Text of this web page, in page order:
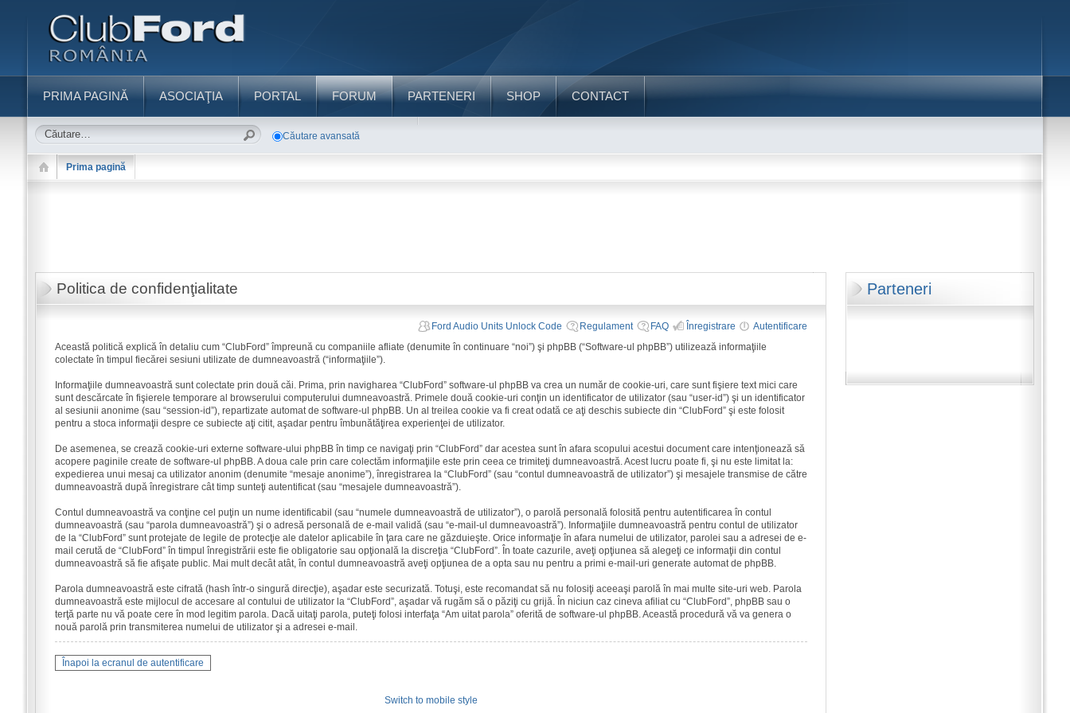
PRIMA PAGINĂ ASOCIAŢIA PORTAL FORUM PARTENERI SHOP CONTACT
Căutare avansată
Prima pagină
Parteneri
Politica de confidenţialitate
Ford Audio Units Unlock Code Regulament FAQ Înregistrare
Autentificare
Această politică explică în detaliu cum “ClubFord” împreună cu companiile afliate (denumite în continuare “noi”) şi phpBB (“Software-ul phpBB”) utilizează informaţiile
colectate în timpul fiecărei sesiuni utilizate de dumneavoastră (“informaţiile”).
Informaţiile dumneavoastră sunt colectate prin două căi. Prima, prin navigharea “ClubFord” software-ul phpBB va crea un număr de cookie-uri, care sunt fişiere text mici care
sunt descărcate în fişierele temporare al browserului computerului dumneavoastră. Primele două cookie-uri conţin un identificator de utilizator (sau “user-id”) şi un identificator
al sesiunii anonime (sau “session-id”), repartizate automat de software-ul phpBB. Un al treilea cookie va fi creat odată ce aţi deschis subiecte din “ClubFord” şi este folosit
pentru a stoca informaţii despre ce subiecte aţi citit, aşadar pentru îmbunătăţirea experienţei de utilizator.
De asemenea, se crează cookie-uri externe software-ului phpBB în timp ce navigaţi prin “ClubFord” dar acestea sunt în afara scopului acestui document care intenţionează să
acopere paginile create de software-ul phpBB. A doua cale prin care colectăm informaţiile este prin ceea ce trimiteţi dumneavoastră. Acest lucru poate fi, şi nu este limitat la:
expedierea unui mesaj ca utilizator anonim (denumite “mesaje anonime”), înregistrarea la “ClubFord” (sau “contul dumneavoastră de utilizator”) şi mesajele transmise de către
dumneavoastră după înregistrare cât timp sunteţi autentificat (sau “mesajele dumneavoastră”).
Contul dumneavoastră va conţine cel puţin un nume identificabil (sau “numele dumneavoastră de utilizator”), o parolă personală folosită pentru autentificarea în contul
dumneavoastră (sau “parola dumneavoastră”) şi o adresă personală de e-mail validă (sau “e-mail-ul dumneavoastră”). Informaţiile dumneavoastră pentru contul de utilizator
de la “ClubFord” sunt protejate de legile de protecţie ale datelor aplicabile în ţara care ne găzduieşte. Orice informaţie în afara numelui de utilizator, parolei sau a adresei de e-
mail cerută de “ClubFord” în timpul înregistrării este fie obligatorie sau opţională la discreţia “ClubFord”. În toate cazurile, aveţi opţiunea să alegeţi ce informaţii din contul
dumneavoastră să fie afişate public. Mai mult decât atât, în contul dumneavoastră aveţi opţiunea de a opta sau nu pentru a primi e-mail-uri generate automat de phpBB.
Parola dumneavoastră este cifrată (hash într-o singură direcţie), aşadar este securizată. Totuşi, este recomandat să nu folosiţi aceeaşi parolă în mai multe site-uri web. Parola
dumneavoastră este mijlocul de accesare al contului de utilizator la “ClubFord”, aşadar vă rugăm să o păziţi cu grijă. În niciun caz cineva afiliat cu “ClubFord”, phpBB sau o
terţă parte nu vă poate cere în mod legitim parola. Dacă uitaţi parola, puteţi folosi interfaţa “Am uitat parola” oferită de software-ul phpBB. Această procedură vă va genera o
nouă parolă prin transmiterea numelui de utilizator şi a adresei e-mail.
Înapoi la ecranul de autentificare
Switch to mobile style